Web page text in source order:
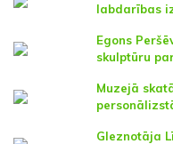
labdarības
Egons
skulptūru
Muzejā
Gleznotāja